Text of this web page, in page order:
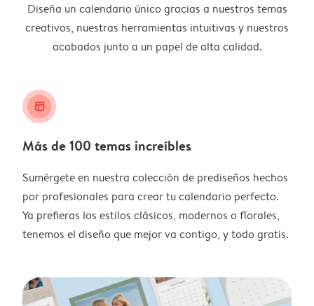
Diseña un calendario único gracias a nuestros temas
creativos, nuestras herramientas intuitivas y nuestros
acabados junto a un papel de alta calidad.
layout_alt
Más de 100 temas increíbles
Sumérgete en nuestra colección de prediseños hechos
por profesionales para crear tu calendario perfecto.
Ya prefieras los estilos clásicos, modernos o florales,
tenemos el diseño que mejor va contigo, y todo gratis.